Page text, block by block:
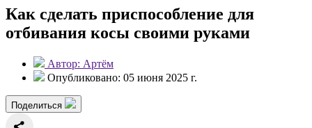
Как сделать приспособление для
отбивания косы своими руками
Автор: Артём
Опубликовано: 05 июня 2025 г.
Поделиться